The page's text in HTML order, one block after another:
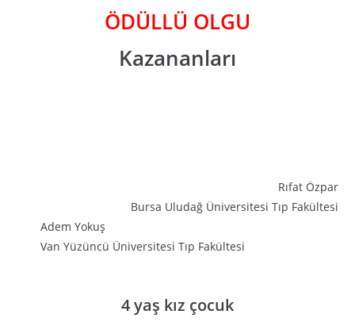
ÖDÜLLÜ OLGU
Kazananları
Rıfat Özpar
Bursa Uludağ Üniversitesi Tıp Fakültesi
Adem Yokuş
Van Yüzüncü Üniversitesi Tıp Fakültesi
4 yaş kız çocuk